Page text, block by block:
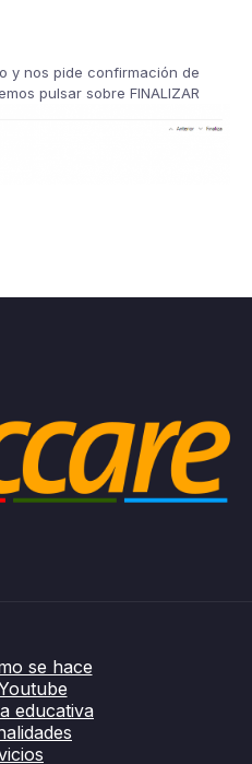
y nos pide confirmación de
pulsar sobre FINALIZAR
se hace
educativa